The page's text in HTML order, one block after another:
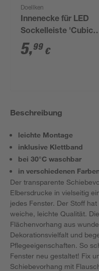
Doellken
Innenecke für LED
Sockelleiste 'Cubica
LS 80' anthrazit
5,99 €
Beschreibung
leichte Montage
inklusive Klettband
bei 30°C waschbar
in verschiedenen
Der transparente
Elbersdrucke in vielseitig
jedes Fenster. Der Stoff
weiche, leichte Qualität.
Flächenvorhang aus
Dekorationsvielfalt und
Pflegeeigenschaften. So
Fenster neu gestaltet! Fix
Schiebevorhang mit